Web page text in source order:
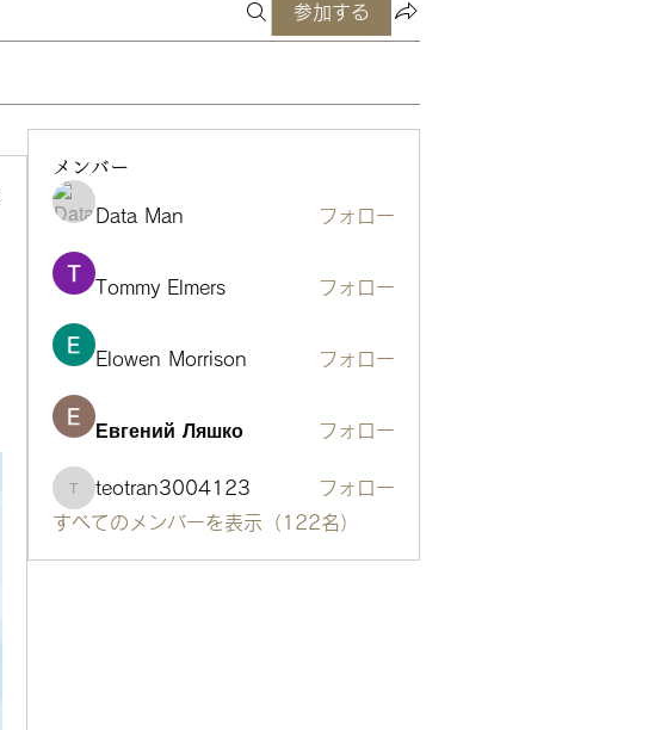
参加する
メンバー
Data Man フォロー
Tommy Elmers フォロー
Elowen Morrison フォロー
Евгений Ляшко フォロー
teotran3004123
teotran3004123
フォロー
すべてのメンバーを表示（122名）